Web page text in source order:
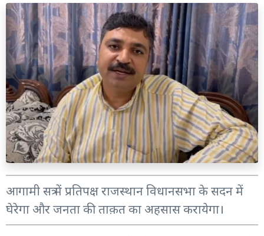
आगामी सत्र में प्रतिपक्ष राजस्थान विधानसभा के सदन में
घेरेगा और जनता की ताक़त का अहसास करायेगा।